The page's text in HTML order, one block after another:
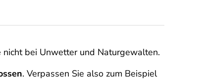
bei Unwetter und Naturgewalten.
. Verpassen Sie also zum Beispiel